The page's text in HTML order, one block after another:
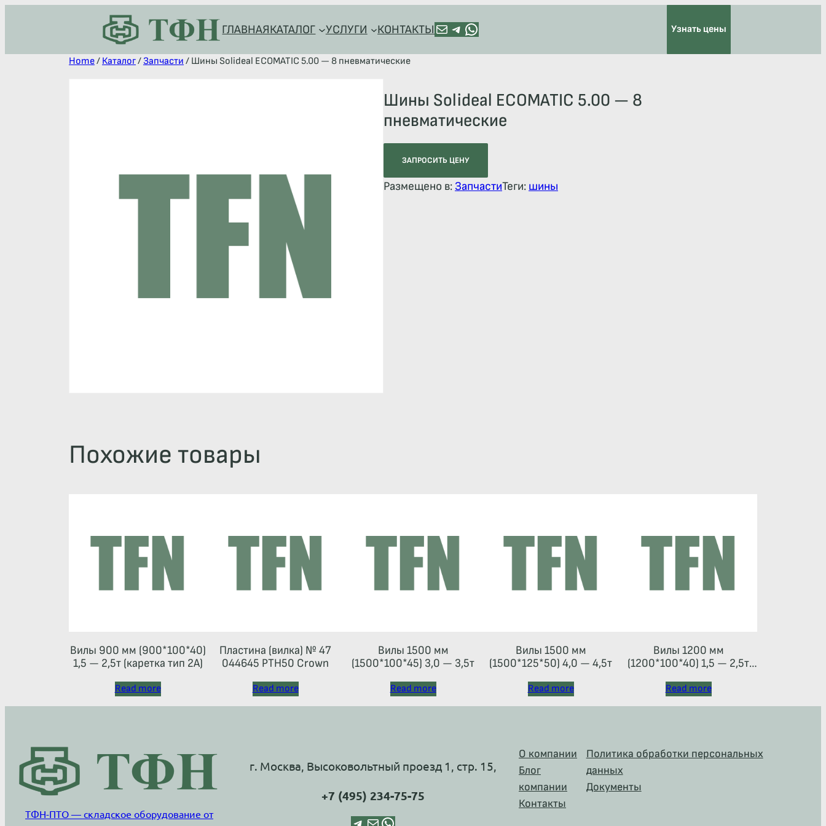
ГЛАВНАЯКАТАЛОГ УСЛУГИ КОНТАКТЫПОЧТА TELEGRAM HTTPS://WA.ME/+79128918544 Узнать цены
Home/ Каталог/ Запчасти / Шины Solideal ECOMATIC 5.00 — 8 пневматические
Шины Solideal ECOMATIC 5.00 — 8
пневматические
ЗАПРОСИТЬ ЦЕНУ
Размещено в: ЗапчастиТеги: шины
Похожие товары
Вилы 900 мм (900*100*40)
1,5 — 2,5т (каретка тип 2A)
Read more
Пластина (вилка) № 47
044645 РТН50 Crown
Read more
Вилы 1500 мм
(1500*100*45) 3,0 — 3,5т
Read more
Вилы 1500 мм
(1500*125*50) 4,0 — 4,5т
Read more
Вилы 1200 мм
(1200*100*40) 1,5 — 2,5т
Read more
ТФН-ПТО — складское оборудование от
г. Москва, Высоковольтный проезд 1, стр. 15,
+7 (495) 234-75-75
О компании
Блог
компании
Контакты
Политика обработки персональных
данных
Документы